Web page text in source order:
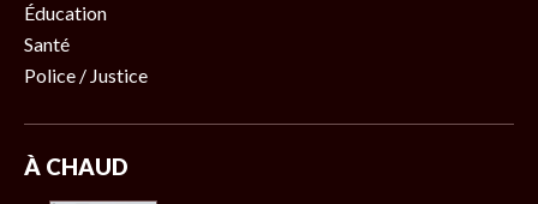
Éducation
Santé
Police / Justice
À CHAUD